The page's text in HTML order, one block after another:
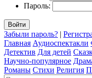
Пароль:
Войти
Забыли пароль? |
Главная Аудиоспектакли
Детектив Для детей
Научно-популярное
Романы Стихи Религия